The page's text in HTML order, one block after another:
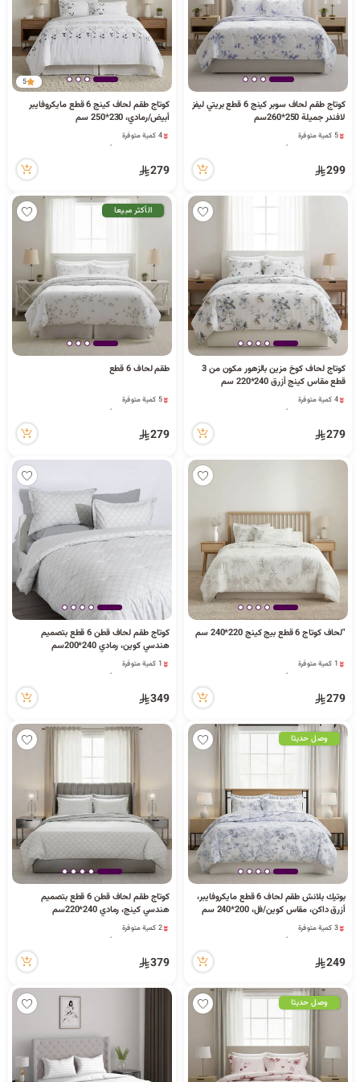
كوتاج طقم لحاف سوبر كينج 6 قطع بريتي ليفز
لافندر جميلة 250*260سم
18 مشاهدة مؤخراً
18 مشاهدة مؤخراً
299
5
كوتاج طقم لحاف كينج 6 قطع مايكروفايبر
أبيض/رمادي، 230*250 سم
48 مشاهدة مؤخراً
48 مشاهدة مؤخراً
279
كوتاج لحاف كوخ مزين بالزهور مكون من 3
قطع مقاس كينج أزرق 240*220 سم
17 مشاهدة مؤخراً
17 مشاهدة مؤخراً
279
الأكثر مبيعا
طقم لحاف 6 قطع
71 مشاهدة مؤخراً
71 مشاهدة مؤخراً
279
"لحاف كوتاج 6 قطع بيج كينج 220*240 سم
39 مشاهدة مؤخراً
39 مشاهدة مؤخراً
279
كوتاج طقم لحاف قطن 6 قطع بتصميم
هندسي كوين، رمادي 240*200سم
46 مشاهدة مؤخراً
46 مشاهدة مؤخراً
349
وصل حديثا
بوتيك بلانش طقم لحاف 6 قطع مايكروفايبر،
أزرق داكن، مقاس كوين/فل، 200*240 سم
25 مشاهدة مؤخراً
25 مشاهدة مؤخراً
249
كوتاج طقم لحاف قطن 6 قطع بتصميم
هندسي كينج، رمادي 240*220سم
18 مشاهدة مؤخراً
18 مشاهدة مؤخراً
379
وصل حديثا